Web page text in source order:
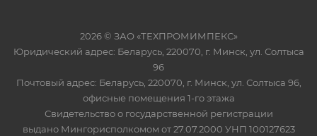
2026 © ЗАО «ТЕХПРОМИМПЕКС»
Юридический адрес: Беларусь, 220070, г. Минск, ул. Солтыса
96
Почтовый адрес: Беларусь, 220070, г. Минск, ул. Солтыса 96,
офисные помещения 1-го этажа
Свидетельство о государственной регистрации
выдано Мингорисполкомом от 27.07.2000 УНП 100127623